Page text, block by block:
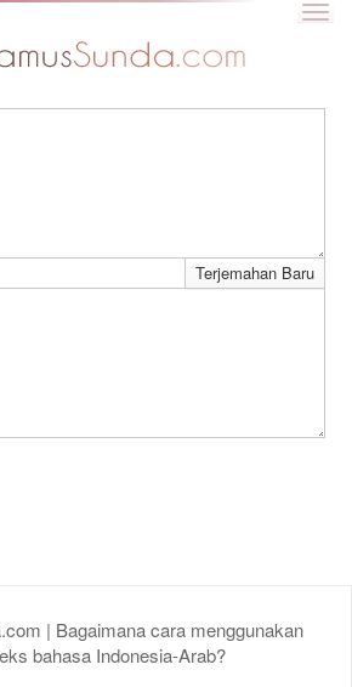
| Bagaimana cara menggunakan
bahasa Indonesia-Arab?